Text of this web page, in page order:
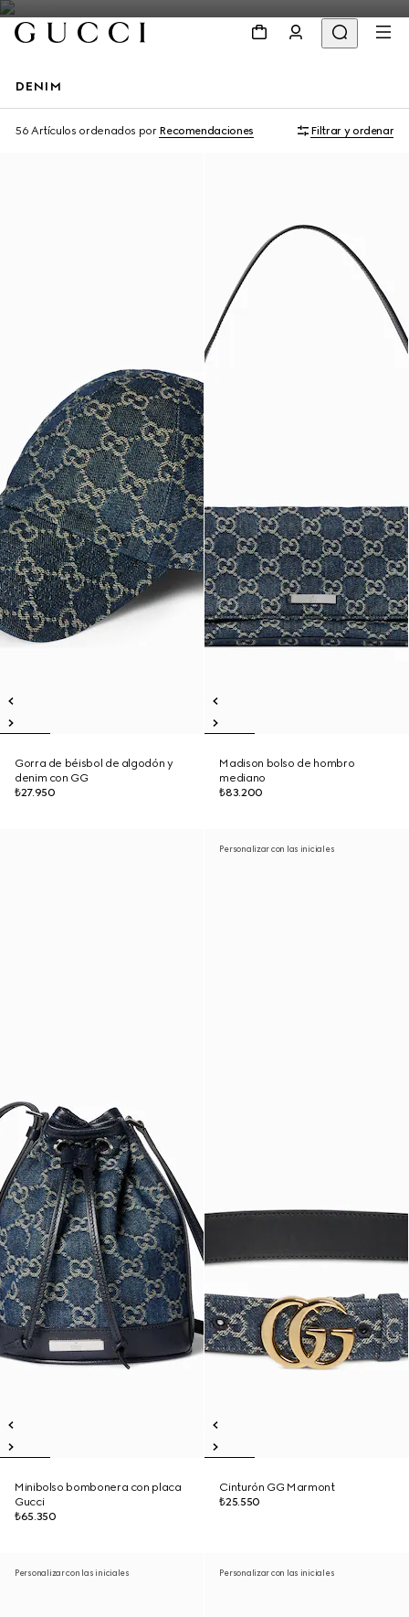
DENIM
56 Artículos ordenados por Recomendaciones Filtrar y ordenar
Gorra de béisbol de algodón y
denim con GG
₺27.950
Personalizar con las iniciales
Madison bolso de hombro
mediano
₺83.200
Minibolso bombonera con placa
Gucci
₺65.350
Personalizar con las iniciales
Cinturón GG Marmont
₺25.550
Personalizar con las iniciales Personalizar con las iniciales